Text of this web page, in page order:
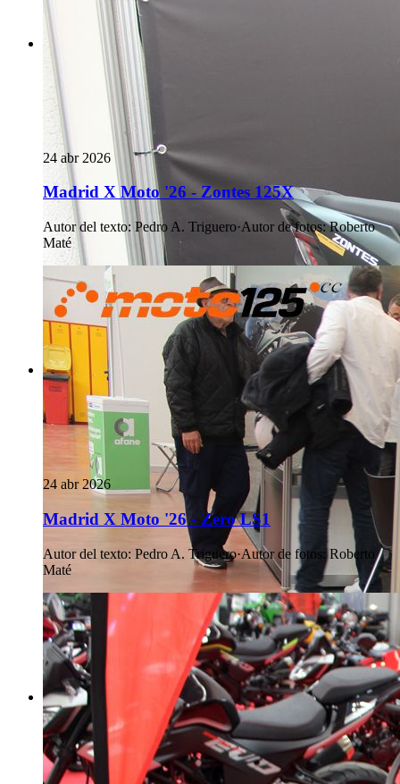
24 abr 2026
Madrid X Moto '26 - Zontes 125X
Autor del texto: Pedro A. Triguero·Autor de fotos: Roberto
Maté
24 abr 2026
Madrid X Moto '26 - Zero LS1
Autor del texto: Pedro A. Triguero·Autor de fotos: Roberto
Maté